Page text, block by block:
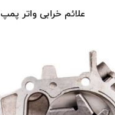
علائم خرابی واتر پمپ